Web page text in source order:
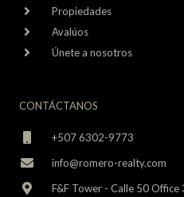
Propiedades
Avalúos
Únete a nosotros
CONTÁCTANOS
+507 6302-9773
info@romero-realty.com
F&F Tower - Calle 50 Office